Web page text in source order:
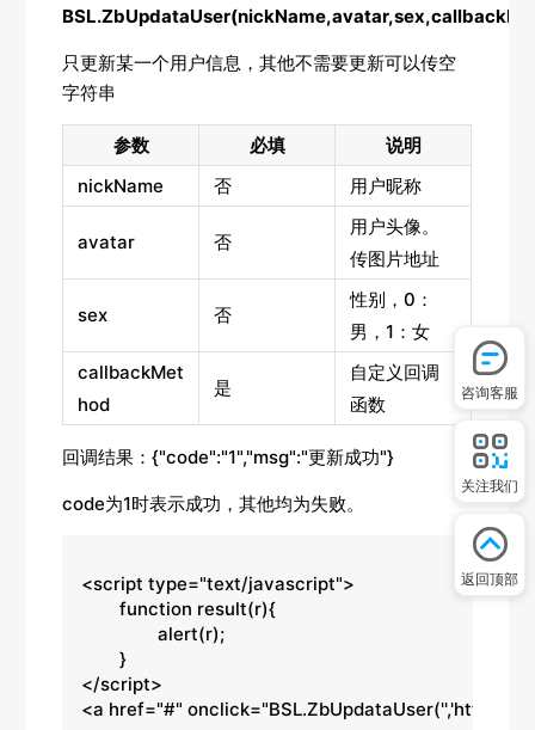
只更新某一个用户信息，其他不需要更新可以传空
字符串
参数 必填
说明
nickName
否 用户昵称
avatar 否
用户头像。
传图片地址
sex 否
性别，0：
男，1：女
callbackMet
hod
是
自定义回调
函数
回调结果：{"code":"1","msg":"更新成功"}
code为1时表示成功，其他均为失败。
<script type="text/javascript">
	function result(r){
		alert(r);
	}
</script>
<a href="#" onclick="BSL.ZbUpdataUser('','http://
咨询客服
关注我们
返回顶部